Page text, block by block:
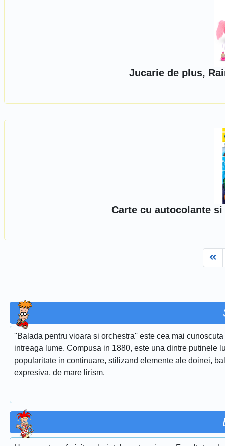
Jucarie de plus,
Carte cu autocolante
''Balada pentru vioara si orchestra'' este cea mai
intreaga lume. Compusa in 1880, este una dintre putinele
popularitate in continuare, stilizand elemente ale doinei,
expresiva, de mare lirism.